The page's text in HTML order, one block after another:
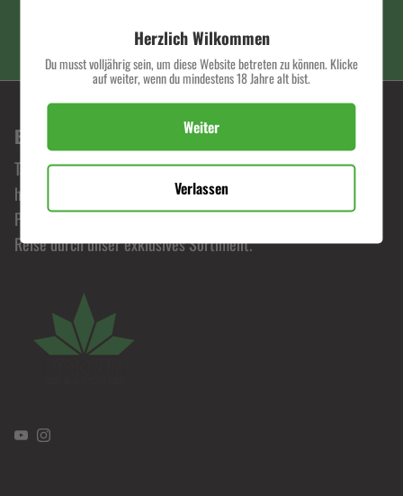
PREMIUM QUALITÄT
BONORUM PREMIUM HEMP SHOP
Tauche ein in die Welt von Bonorum, wo Leidenschaft für
hochwertige Hanfprodukte zelebriert wird. Erlebe
Premiumqualität zu fairen Preisen und begib dich auf eine
Reise durch unser exklusives Sortiment.
YouTubeInstagram
Herzlich Wilkommen
Du musst volljährig sein, um diese Website betreten zu können. Klicke
auf weiter, wenn du mindestens 18 Jahre alt bist.
Weiter
Verlassen